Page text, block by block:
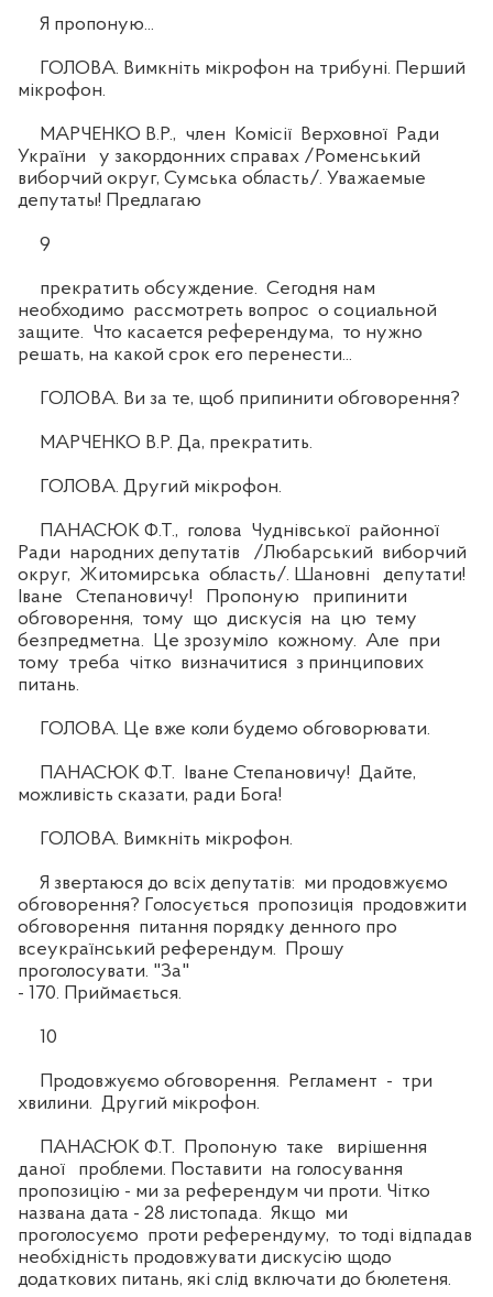
Я пропоную...
ГОЛОВА. Вимкніть мікрофон на трибуні. Перший
мікрофон.
МАРЧЕНКО В.Р., член Комісії Верховної Ради
України у закордонних справах /Роменський
виборчий округ, Сумська область/. Уважаемые
депутаты! Предлагаю
9
прекратить обсуждение. Сегодня нам
необходимо рассмотреть вопрос о социальной
защите. Что касается референдума, то нужно
решать, на какой срок его перенести...
ГОЛОВА. Ви за те, щоб припинити обговорення?
МАРЧЕНКО В.Р. Да, прекратить.
ГОЛОВА. Другий мікрофон.
ПАНАСЮК Ф.Т., голова Чуднівської районної
Ради народних депутатів /Любарський виборчий
округ, Житомирська область/. Шановні депутати!
Іване Степановичу! Пропоную припинити
обговорення, тому що дискусія на цю тему
безпредметна. Це зрозуміло кожному. Але при
тому треба чітко визначитися з принципових
питань.
ГОЛОВА. Це вже коли будемо обговорювати.
ПАНАСЮК Ф.Т. Іване Степановичу! Дайте,
можливість сказати, ради Бога!
ГОЛОВА. Вимкніть мікрофон.
Я звертаюся до всіх депутатів: ми продовжуємо
обговорення? Голосується пропозиція продовжити
обговорення питання порядку денного про
всеукраїнський референдум. Прошу
проголосувати. "За"
- 170. Приймається.
10
Продовжуємо обговорення. Регламент - три
хвилини. Другий мікрофон.
ПАНАСЮК Ф.Т. Пропоную таке вирішення
даної проблеми. Поставити на голосування
пропозицію - ми за референдум чи проти. Чітко
названа дата - 28 листопада. Якщо ми
проголосуємо проти референдуму, то тоді відпадав
необхідність продовжувати дискусію щодо
додаткових питань, які слід включати до бюлетеня.